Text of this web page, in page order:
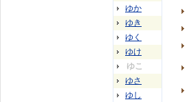
ゆか
ゆき
ゆく
ゆけ
ゆこ
ゆさ
ゆし